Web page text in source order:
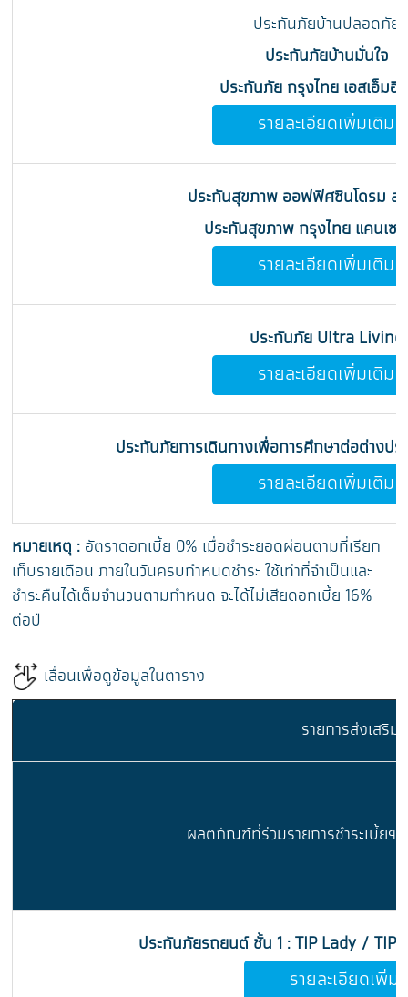
ประกันภัยบ้านปลอดภัย
ประกันภัยบ้านมั่นใจ
ประกันภัย กรุงไทย เอสเอ็มอี
รายละเอียดเพิ่มเติม
ประกันสุขภาพ ออฟฟิศซินโดรม ส
ประกันสุขภาพ กรุงไทย แคนเซ
รายละเอียดเพิ่มเติม
ประกันภัย Ultra Living
รายละเอียดเพิ่มเติม
ประกันภัยการเดินทางเพื่อการศึกษาต่อต่างป
รายละเอียดเพิ่มเติม
หมายเหตุ : อัตราดอกเบี้ย 0% เมื่อชำระยอดผ่อนตามที่เรียก
เก็บรายเดือน ภายในวันครบกำหนดชำระ ใช้เท่าที่จำเป็นและ
ชำระคืนได้เต็มจำนวนตามกำหนด จะได้ไม่เสียดอกเบี้ย 16%
ต่อปี
เลื่อนเพื่อดูข้อมูลในตาราง
รายการส่งเสริ
ผลิตภัณฑ์ที่ร่วมรายการชำระเบี้ยฯ
ประกันภัยรถยนต์ ชั้น 1 : TIP Lady /
รายละเอียดเพิ่ม